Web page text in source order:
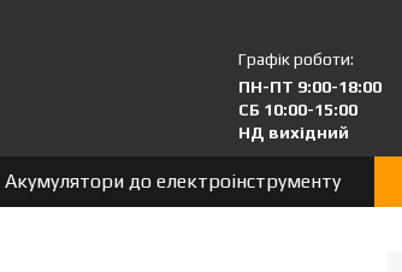
Графік роботи:
ПН-ПТ 9:00-18:00
СБ 10:00-15:00
НД вихідний
Акумулятори до електроінструменту